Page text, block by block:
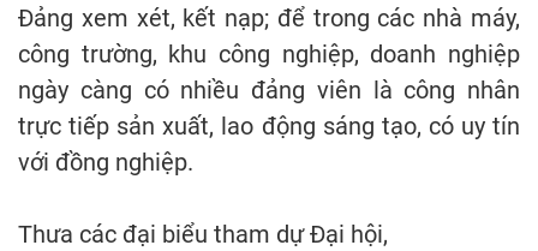
Đảng xem xét, kết nạp; để trong các nhà máy,
công trường, khu công nghiệp, doanh nghiệp
ngày càng có nhiều đảng viên là công nhân
trực tiếp sản xuất, lao động sáng tạo, có uy tín
với đồng nghiệp.
Thưa các đại biểu tham dự Đại hội,